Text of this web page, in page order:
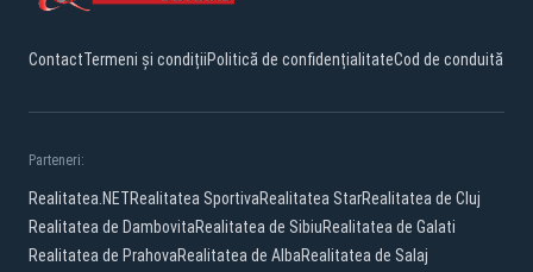
ContactTermeni și condițiiPolitică de confidențialitateCod de conduită
Parteneri:
Realitatea.NETRealitatea SportivaRealitatea StarRealitatea de Cluj
Realitatea de DambovitaRealitatea de SibiuRealitatea de Galati
Realitatea de PrahovaRealitatea de AlbaRealitatea de Salaj